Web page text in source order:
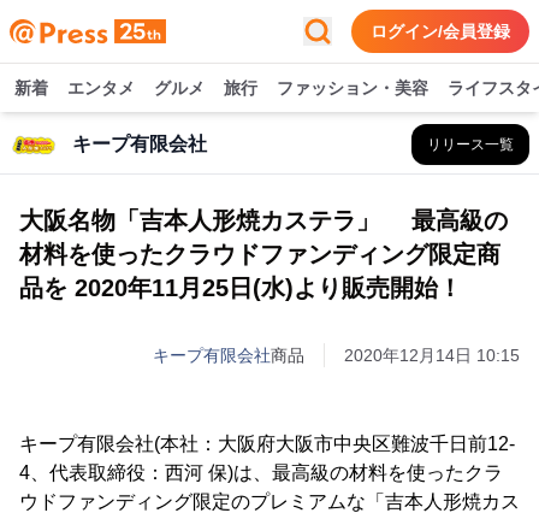
ログイン/会員登録
新着 エンタメ グルメ 旅行 ファッション・美容 ライフスタ
キープ有限会社 リリース一覧
大阪名物「吉本人形焼カステラ」 最高級の
材料を使ったクラウドファンディング限定商
品を 2020年11月25日(水)より販売開始！
キープ有限会社商品 2020年12月14日 10:15
キープ有限会社(本社：大阪府大阪市中央区難波千日前12-
4、代表取締役：西河 保)は、最高級の材料を使ったクラ
ウドファンディング限定のプレミアムな「吉本人形焼カス